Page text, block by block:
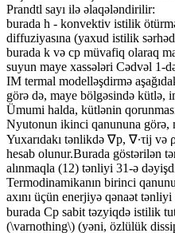
Prandtl sayı ilə əlaqələndirilir:
burada h - konvektiv istilik
diffuziyasına (yaxud istilik
burada k və cp müvafiq olaraq
suyun maye xassələri Cədvəl 1-
IM termal modelləşdirmə
görə də, maye bölgəsində kütlə,
Ümumi halda, kütlənin
Nyutonun ikinci qanununa görə,
Yuxarıdakı tənlikdə ∇p, ∇∙τij
hesab olunur.Burada göstərilən
alınmaqla (12) tənliyi 31-ə
Termodinamikanın birinci
axını üçün enerjiyə qənaət
burada Cp sabit təzyiqdə istilik
(\varnothing\) (yəni, özlülük